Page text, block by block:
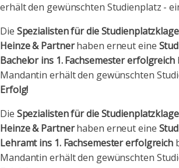
erhält den gewünschten Studienplatz -
Die Spezialisten für die
Heinze & Partnerhaben erneut eine
Bachelor ins 1. Fachsemester erfolgreich
Mandantin erhält den gewünschten
Erfolg!
Die Spezialisten für die
Heinze & Partnerhaben erneut eine
Lehramt ins 1. Fachsemester erfolgreich
Mandantin erhält den gewünschten